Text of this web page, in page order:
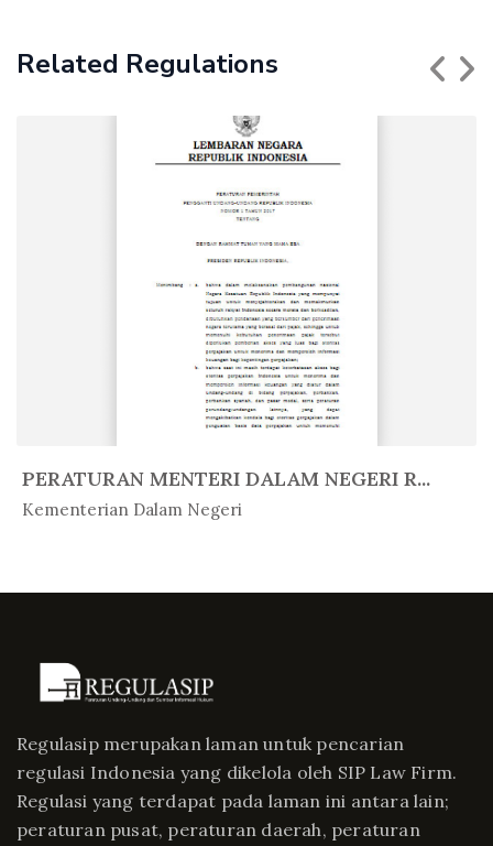
Related Regulations
PERATURAN MENTERI DALAM NEGERI R...
Kementerian Dalam Negeri
In Peratur...
Regulasip merupakan laman untuk pencarian
regulasi Indonesia yang dikelola oleh SIP Law Firm.
Regulasi yang terdapat pada laman ini antara lain;
peraturan pusat, peraturan daerah, peraturan